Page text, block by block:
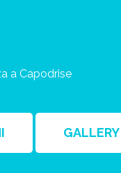
a Capodrise
GALLERY